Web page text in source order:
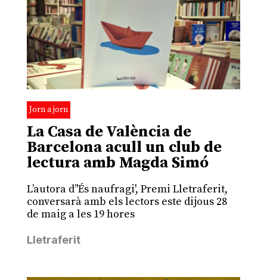
Jorn a jorn
La Casa de València de
Barcelona acull un club de
lectura amb Magda Simó
L’autora d’'És naufragi', Premi Lletraferit,
conversarà amb els lectors este dijous 28
de maig a les 19 hores
Lletraferit